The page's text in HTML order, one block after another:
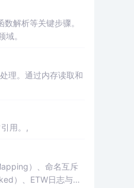
解析等关键步骤。
。
理。通过内存读取和
用。,
）、命名互斥
）、ETW日志与调